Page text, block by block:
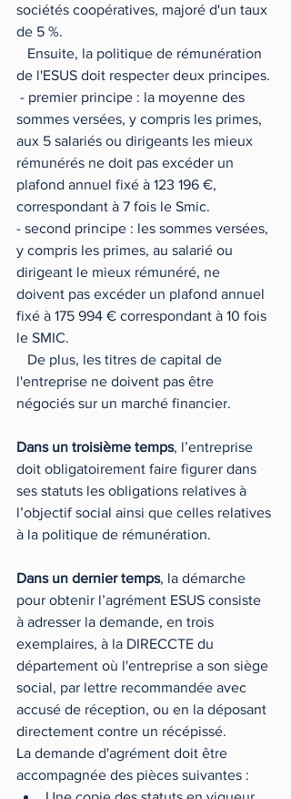
sociétés coopératives, majoré d'un taux
de 5 %.
   Ensuite, la politique de rémunération
de l'ESUS doit respecter deux principes.
- premier principe : la moyenne des
sommes versées, y compris les primes,
aux 5 salariés ou dirigeants les mieux
rémunérés ne doit pas excéder un
plafond annuel fixé à 123 196 €,
correspondant à 7 fois le Smic.
- second principe : les sommes versées,
y compris les primes, au salarié ou
dirigeant le mieux rémunéré, ne
doivent pas excéder un plafond annuel
fixé à 175 994 € correspondant à 10 fois
le SMIC.
l'entreprise ne doivent pas être
négociés sur un marché financier.
Dans un troisième temps, l’entreprise
doit obligatoirement faire figurer dans
ses statuts les obligations relatives à
l’objectif social ainsi que celles relatives
à la politique de rémunération.
Dans un dernier temps, la démarche
pour obtenir l’agrément ESUS consiste
à adresser la demande, en trois
exemplaires, à la DIRECCTE du
département où l'entreprise a son siège
social, par lettre recommandée avec
accusé de réception, ou en la déposant
directement contre un récépissé.
La demande d'agrément doit être
accompagnée des pièces suivantes :